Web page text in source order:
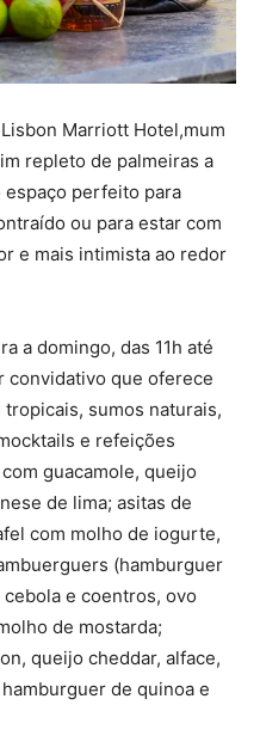
Marriott Hotel,mum
repleto de palmeiras a
espaço perfeito para
ou para estar com
e mais intimista ao redor
a domingo, das 11h até
convidativo que oferece
sumos naturais,
e refeições
guacamole, queijo
de lima; asitas de
com molho de iogurte,
(hamburguer
e coentros, ovo
de mostarda;
queijo cheddar, alface,
de quinoa e